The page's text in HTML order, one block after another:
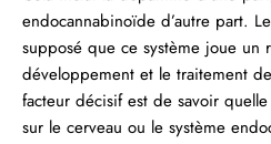
endocannabinoïde d’autre part.
supposé que ce système joue un
développement et le traitement
facteur décisif est de savoir
sur le cerveau ou le système